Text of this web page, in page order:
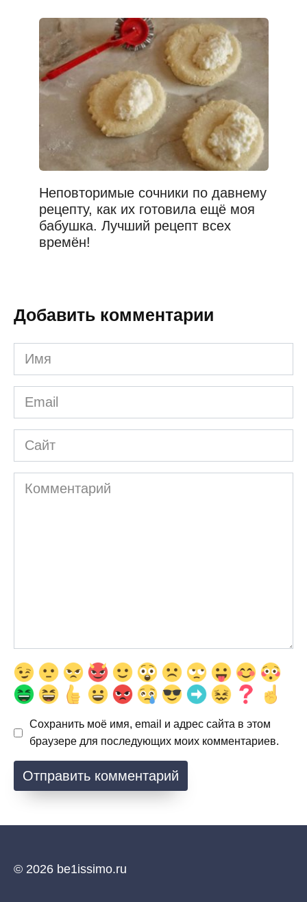
Неповторимые сочники по давнему
рецепту, как их готовила ещё моя
бабушка. Лучший рецепт всех
времён!
Добавить комментарии
Имя
*
Email
*
Сайт
Комментарий
Сохранить моё имя, email и адрес сайта в этом
браузере для последующих моих комментариев.
© 2026 be1issimo.ru